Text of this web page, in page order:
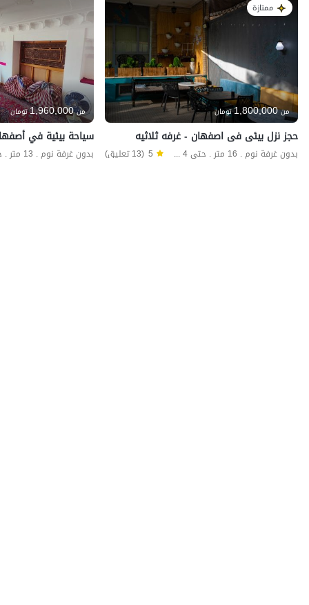
ممتازة
من 1,800,000تومان
حجز نزل بیئی فی اصفهان - غرفه ثلاثیه
بدون غرفة نوم . 16 متر . حتى 4 ضيف 5 (13 تعليق)
من 1,960,000تومان
سياحة بيئية في
بدون غرفة نوم . 13 متر . حتى 5 ضيف